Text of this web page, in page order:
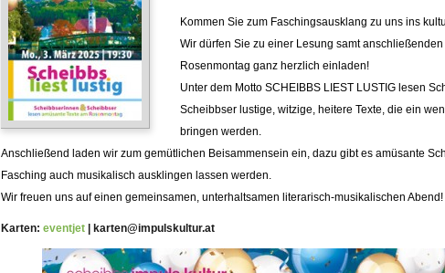
Kommen Sie zum Faschingsausklang zu uns ins
Wir dürfen Sie zu einer Lesung samt
Rosenmontag ganz herzlich einladen!
Unter dem Motto SCHEIBBS LIEST LUSTIG lesen
Scheibbser lustige, witzige, heitere Texte, die ein
bringen werden.
Anschließend laden wir zum gemütlichen Beisammensein ein, dazu gibt es amüsante
Fasching auch musikalisch ausklingen lassen werden.
Wir freuen uns auf einen gemeinsamen, unterhaltsamen literarisch-musikalischen Abend!
Karten: eventjet | karten@impulskultur.at